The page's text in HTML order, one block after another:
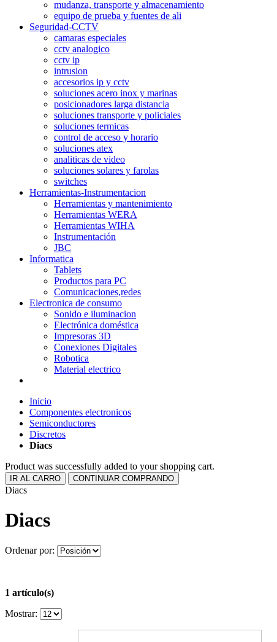
mudanza, transporte y almacenamiento
equipo de prueba y fuentes de ali
Seguridad-CCTV
camaras especiales
cctv analogico
cctv ip
intrusion
accesorios ip y cctv
soluciones acero inox y marinas
posicionadores larga distancia
soluciones transporte y policiales
soluciones termicas
control de acceso y horario
soluciones atex
analiticas de video
soluciones solares y farolas
switches
Herramientas-Instrumentacion
Herramientas y mantenimiento
Herramientas WERA
Herramientas WIHA
Instrumentación
JBC
Informatica
Tablets
Productos para PC
Comunicaciones,redes
Electronica de consumo
Sonido e iluminacion
Electrónica doméstica
Impresoras 3D
Conexiones Digitales
Robotica
Material electrico
Inicio
Componentes electronicos
Semiconductores
Discretos
Diacs
Product was successfully added to your shopping cart.
IR AL CARRO CONTINUAR COMPRANDO
Diacs
Diacs
Ordenar por:
1 artículo(s)
Mostrar: